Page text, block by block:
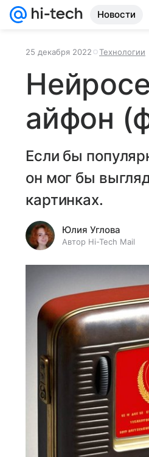
Новости
25 декабря 2022 Технологии
айфон
Если бы
он мог бы
картинках.
Юлия Углова
Автор Hi-Tech Mail